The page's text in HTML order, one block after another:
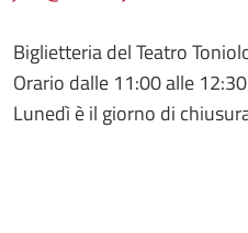
Biglietteria del Teatro
Orario dalle 11:00 alle
Lunedì è il giorno di